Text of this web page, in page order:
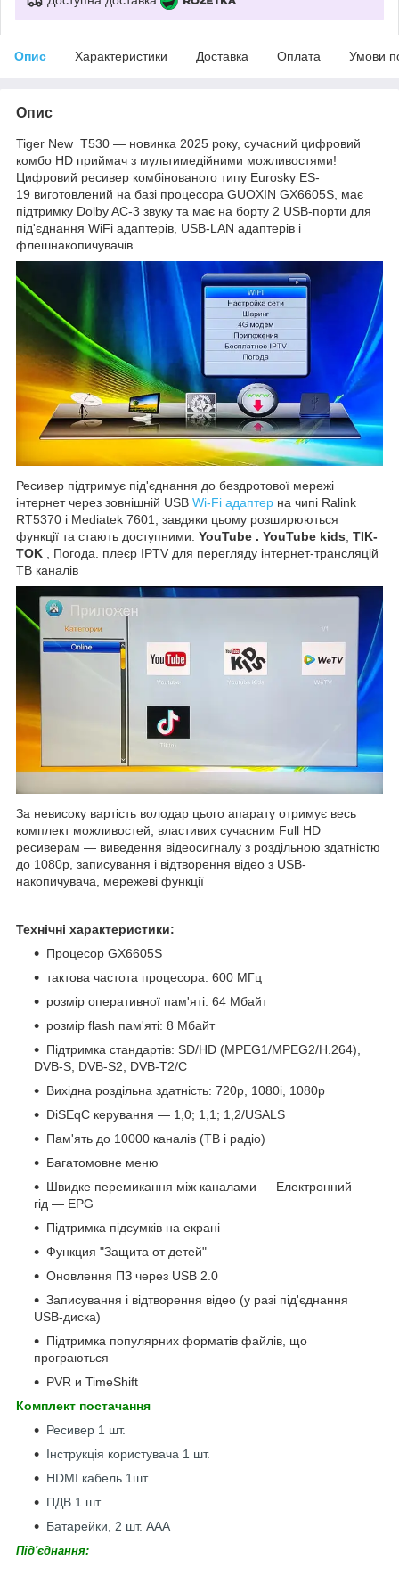
Опис Характеристики Доставка Оплата Умови
Опис
Tiger New T530 — новинка 2025 року, сучасний цифровий
комбо HD приймач з мультимедійними можливостями!
Цифровий ресивер комбінованого типу Eurosky ES-
19 виготовлений на базі процесора GUOXIN GX6605S, має
підтримку Dolby AC-3 звуку та має на борту 2 USB-порти для
під'єднання WiFi адаптерів, USB-LAN адаптерів і
флешнакопичувачів.
Ресивер підтримує під'єднання до бездротової мережі
інтернет через зовнішній USB Wi-Fi адаптер на чипі Ralink
RT5370 і Mediatek 7601, завдяки цьому розширюються
функції та стають доступними: YouTube . YouTube kids, TIK-
TOK , Погода. плеєр IPTV для перегляду інтернет-трансляцій
ТВ каналів
За невисоку вартість володар цього апарату отримує весь
комплект можливостей, властивих сучасним Full HD
ресиверам — виведення відеосигналу з роздільною здатністю
до 1080p, записування і відтворення відео з USB-
накопичувача, мережеві функції
Технічні характеристики:
Процесор GX6605S
тактова частота процесора: 600 МГц
розмір оперативної пам'яті: 64 Мбайт
розмір flash пам'яті: 8 Мбайт
Підтримка стандартів: SD/HD (MPEG1/MPEG2/H.264),
DVB-S, DVB-S2, DVB-T2/C
Вихідна роздільна здатність: 720p, 1080i, 1080p
DiSEqC керування — 1,0; 1,1; 1,2/USALS
Пам'ять до 10000 каналів (ТВ і радіо)
Багатомовне меню
Швидке перемикання між каналами — Електронний
гід — EPG
Підтримка підсумків на екрані
Функция "Защита от детей"
Оновлення ПЗ через USB 2.0
Записування і відтворення відео (у разі під'єднання
USB-диска)
Підтримка популярних форматів файлів, що
програються
PVR и TimeShift
Комплект постачання
Ресивер 1 шт.
Інструкція користувача 1 шт.
HDMI кабель 1шт.
ПДВ 1 шт.
Батарейки, 2 шт. ААА
Під'єднання: